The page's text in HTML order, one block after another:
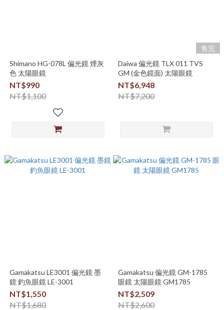
Shimano HG-078L 偏光鏡 煙灰
色 太陽眼鏡
NT$990
NT$1,100
售完
Daiwa 偏光鏡 TLX 011 TVS
GM (金色鏡面) 太陽眼鏡
NT$6,948
NT$7,200
Gamakatsu LE3001 偏光鏡 墨
鏡 釣魚眼鏡 LE-3001
NT$1,550
NT$1,680
Gamakatsu 偏光鏡 GM-1785
眼鏡 太陽眼鏡 GM1785
NT$2,509
NT$2,600